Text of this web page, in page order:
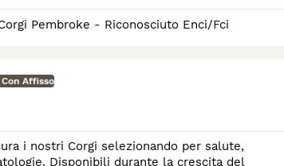
Pembroke - Riconosciuto Enci/Fci
Affisso
i nostri Corgi selezionando per salute,
Disponibili durante la crescita del